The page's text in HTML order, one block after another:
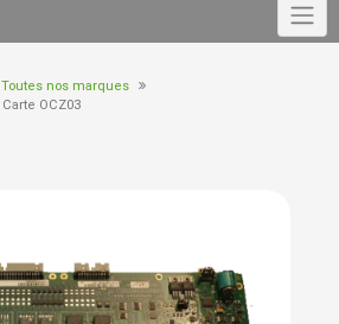
Toutes nos marques
Carte OCZ03